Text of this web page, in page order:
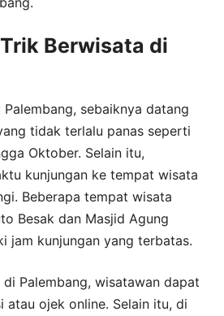
Berwisata di
sebaiknya datang
tidak terlalu panas seperti
Oktober. Selain itu,
kunjungan ke tempat wisata
Beberapa tempat wisata
Besak dan Masjid Agung
jam kunjungan yang terbatas.
Palembang, wisatawan dapat
atau ojek online. Selain itu, di